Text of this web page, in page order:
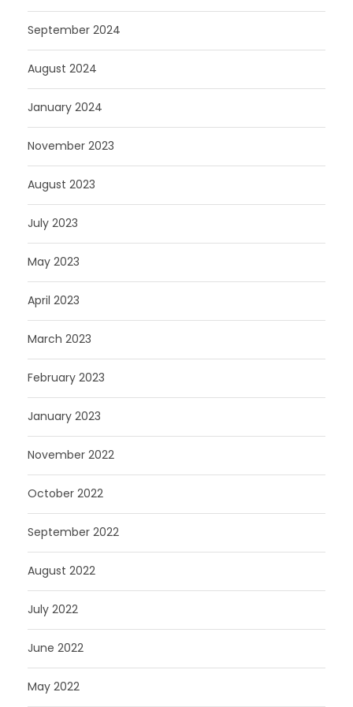
September 2024
August 2024
January 2024
November 2023
August 2023
July 2023
May 2023
April 2023
March 2023
February 2023
January 2023
November 2022
October 2022
September 2022
August 2022
July 2022
June 2022
May 2022